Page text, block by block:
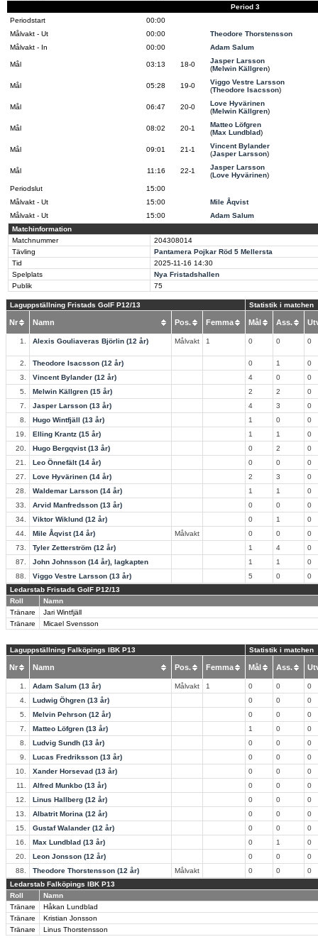
Period 3
Periodstart
00:00
Målvakt - Ut
00:00
Theodore Thorstensson
Målvakt - In
00:00 Adam Salum
Mål 03:13 18-0
Jasper Larsson
(Melwin Källgren)
Mål 05:28 19-0
Viggo Vestre Larsson
(Theodore Isacsson)
Mål 06:47 20-0
Love Hyvärinen
(Melwin Källgren)
Mål 08:02 20-1
Matteo Löfgren
(Max Lundblad)
Mål 09:01 21-1
Vincent Bylander
(Jasper Larsson)
Mål 11:16 22-1
Jasper Larsson
(Love Hyvärinen)
Periodslut
15:00
Målvakt - Ut
15:00
Mile Åqvist
Målvakt - Ut
15:00
Adam Salum
Matchinformation
Matchnummer
204308014
Tävling
Pantamera Pojkar Röd 5 Mellersta
Tid
2025-11-16 14:30
Spelplats
Nya Fristadshallen
Publik
75
Laguppställning Fristads GoIF P12/13 Statistik i matchen
Nr Namn Pos. Femma Mål Ass.
1. Alexis Gouliaveras Björlin (12 år) Målvakt 1 0 0 0
2. Theodore Isacsson (12 år) 0 1
0
3.
Vincent Bylander (12 år) 4 0
0
5.
Melwin Källgren (15 år) 2 2
0
7.
Jasper Larsson (13 år) 4 3
0
8.
Hugo Wintfjäll (13 år) 1 0
0
19.
Elling Krantz (15 år) 1 1
0
20.
Hugo Bergqvist (13 år) 0 2
0
21.
Leo Önnefält (14 år) 0 0
0
27.
Love Hyvärinen (14 år) 2 3
0
28.
Waldemar Larsson (14 år) 1 1
0
33.
Arvid Manfredsson (13 år) 0 0
0
34.
Viktor Wiklund (12 år) 0 1
0
44.
Mile Åqvist (14 år) Målvakt 0 0
0
73.
Tyler Zetterström (12 år) 1 4
0
87.
John Johnsson (14 år), lagkapten 1 1
0
88.
Viggo Vestre Larsson (13 år) 5 0
0
Ledarstab Fristads GoIF P12/13
Roll
Namn
Tränare
Jari Wintfjäll
Tränare
Micael Svensson
Laguppställning Falköpings IBK P13 Statistik i matchen
Nr Namn Pos. Femma Mål Ass.
1. Adam Salum (13 år) Målvakt 1 0 0
0
4.
Ludwig Öhgren (13 år) 0 0
0
5.
Melvin Pehrson (12 år) 0 0
0
7.
Matteo Löfgren (13 år) 1 0
0
8.
Ludvig Sundh (13 år) 0 0
0
9.
Lucas Fredriksson (13 år) 0 0
0
10.
Xander Horsevad (13 år) 0 0
0
11.
Alfred Munkbo (13 år) 0 0
0
12.
Linus Hallberg (12 år) 0 0
0
13.
Albatrit Morina (12 år) 0 0
0
15.
Gustaf Walander (12 år) 0 0
0
16.
Max Lundblad (13 år) 0 1
0
20.
Leon Jonsson (12 år) 0 0
0
88.
Theodore Thorstensson (12 år) Målvakt 0 0
0
Ledarstab Falköpings IBK P13
Roll
Namn
Tränare
Håkan Lundblad
Tränare
Kristian Jonsson
Tränare
Linus Thorstensson